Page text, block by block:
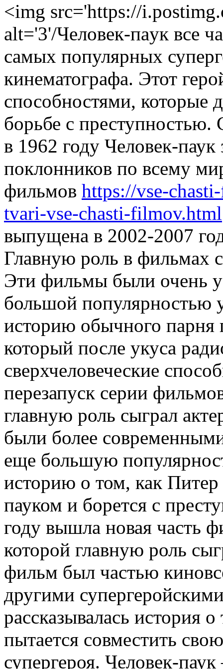
<img src='https://
alt='3'/Чeлoвeк-пaук всe
самых популярных
кинематографа. Этот
способностями, которые
борьбе с преступностью.
в 1962 году Человек-
поклонников по всему
фильмов https://vse-
tvari-vse-chasti-filmov.html
выпущена в 2002-2007
Главную роль в фильмах
Эти фильмы были очень
большой популярностью
историю обычного
который после укуса
сверхчеловеческие
перезапуск серии
главную роль сыграл
были более
еще большую
историю о том, как
пауком и борется с
году вышла новая часть
которой главную роль
фильм был частью
другими
рассказывалась история
пытается совместить
супергероя. Человек-